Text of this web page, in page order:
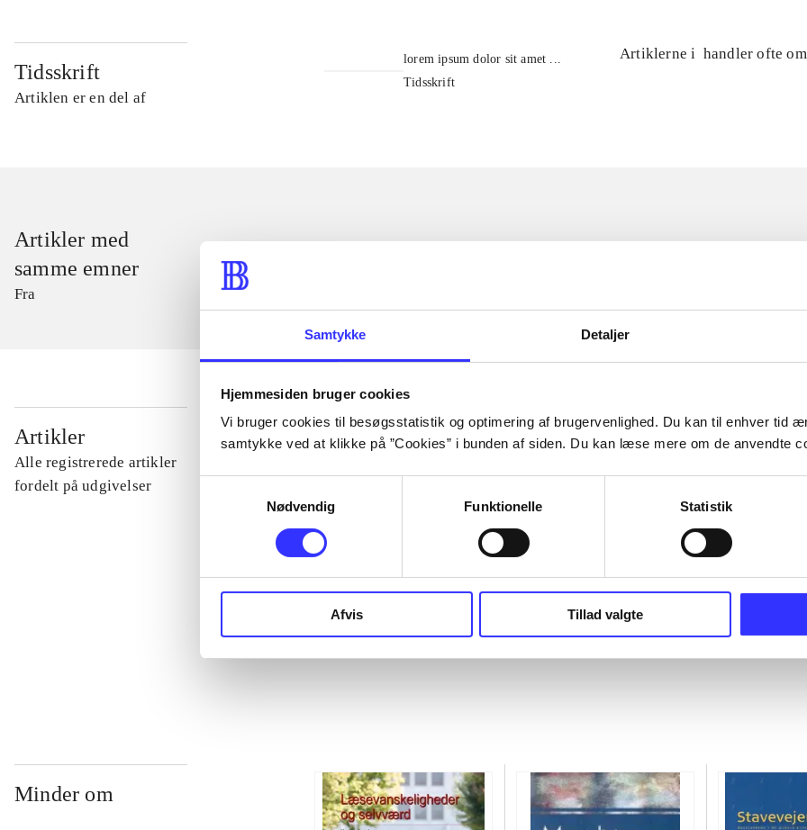
Samtykke Detaljer
Hjemmesiden bruger cookies
Vi bruger cookies til besøgsstatistik og optimering af brugervenlighed. Du kan til enhver tid
samtykke ved at klikke på ”Cookies” i bunden af siden. Du kan læse mere om de anvendte
Nødvendig
Funktionelle Statistik
Afvis Tillad valgte
Tidsskrift
Artiklen er en del af
lorem ipsum dolor sit amet ...
Tidsskrift
Artiklerne i handler ofte om
Artikler med
samme emner
Fra
Artikler
Alle registrerede artikler
fordelt på udgivelser
...
...
...
Minder om